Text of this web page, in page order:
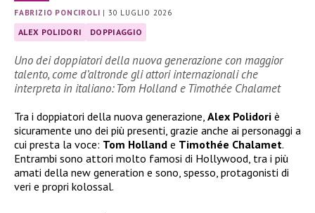
FABRIZIO PONCIROLI | 30 LUGLIO 2026
ALEX POLIDORI DOPPIAGGIO
Uno dei doppiatori della nuova generazione con maggior
talento, come d’altronde gli attori internazionali che
interpreta in italiano: Tom Holland e Timothée Chalamet
Tra i doppiatori della nuova generazione, Alex Polidori è
sicuramente uno dei più presenti, grazie anche ai personaggi a
cui presta la voce: Tom Holland e Timothée Chalamet.
Entrambi sono attori molto famosi di Hollywood, tra i più
amati della new generation e sono, spesso, protagonisti di
veri e propri kolossal.